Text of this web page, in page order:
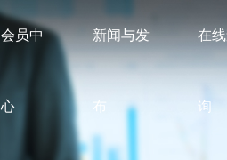
会员中
心
新闻与发
布
在
询